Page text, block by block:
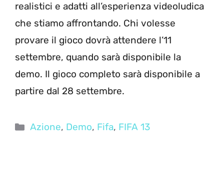
realistici e adatti all’esperienza videoludica
che stiamo affrontando. Chi volesse
provare il gioco dovrà attendere l’11
settembre, quando sarà disponibile la
demo. Il gioco completo sarà disponibile a
partire dal 28 settembre.
Categorie
Azione, Demo, Fifa, FIFA 13